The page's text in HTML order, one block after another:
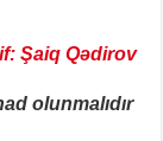
Şaiq Qədirov
olunmalıdır